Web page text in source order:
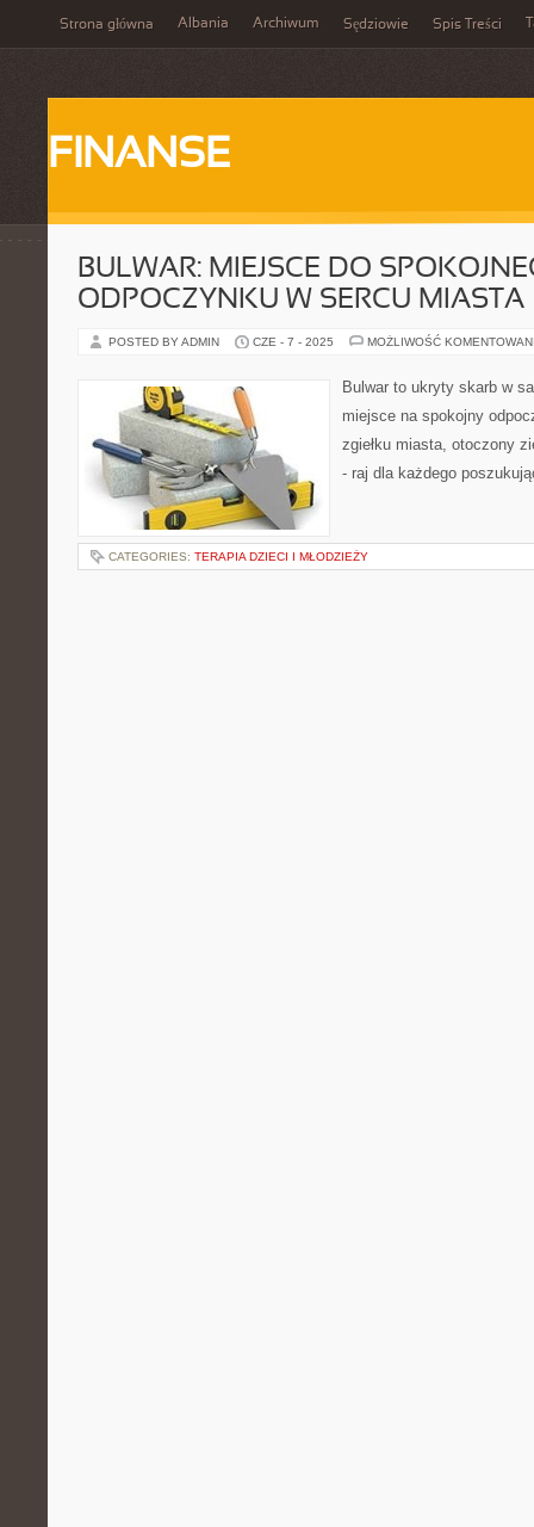
Strona główna Albania Archiwum Sędziowie Spis Treści
FINANSE
BULWAR: MIEJSCE DO
ODPOCZYNKU W SERCU MIASTA
POSTED BY ADMIN CZE - 7 - 2025 MOŻLIWOŚĆ
Bulwar to ukryty skarb w
miejsce na spokojny
zgiełku miasta, otoczony
- raj dla każdego
CATEGORIES: TERAPIA DZIECI I MŁODZIEŻY